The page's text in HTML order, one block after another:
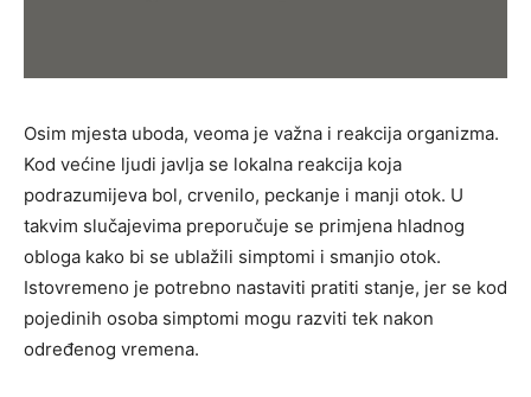
Osim mjesta uboda, veoma je važna i reakcija organizma.
Kod većine ljudi javlja se lokalna reakcija koja
podrazumijeva bol, crvenilo, peckanje i manji otok. U
takvim slučajevima preporučuje se primjena hladnog
obloga kako bi se ublažili simptomi i smanjio otok.
Istovremeno je potrebno nastaviti pratiti stanje, jer se kod
pojedinih osoba simptomi mogu razviti tek nakon
određenog vremena.